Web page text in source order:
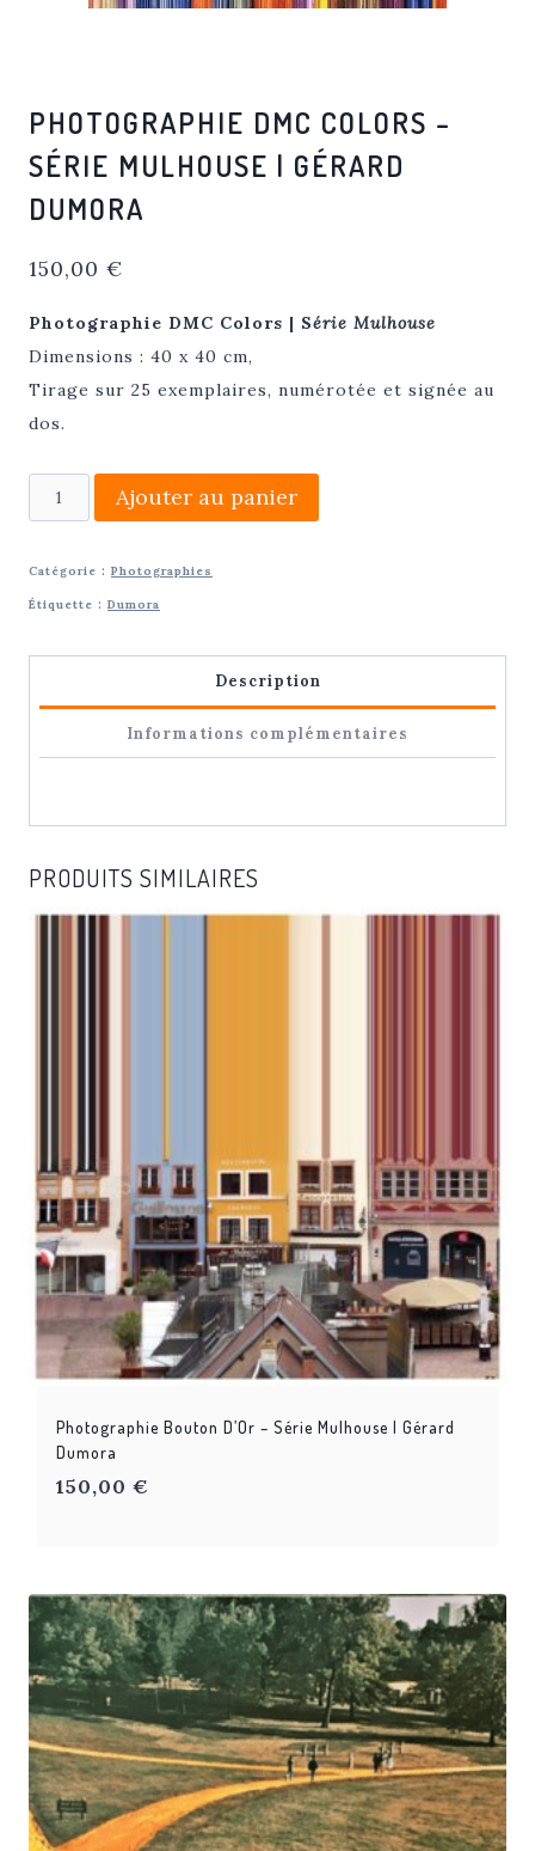
PHOTOGRAPHIE DMC COLORS –
SÉRIE MULHOUSE | GÉRARD
DUMORA
150,00 €
Photographie DMC Colors | Série Mulhouse
Dimensions : 40 x 40 cm,
Tirage sur 25 exemplaires, numérotée et signée au
dos.
quantité
de
-
Dumora
Ajouter au panier
Catégorie : Photographies
Étiquette : Dumora
Description
Informations complémentaires
PRODUITS SIMILAIRES
Photographie Bouton D’Or – Série Mulhouse | Gérard
Dumora
150,00 €